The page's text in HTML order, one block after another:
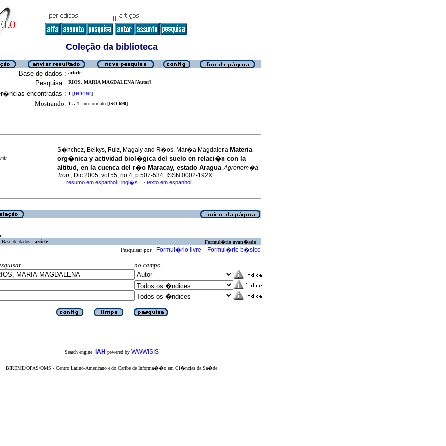
Coleção da biblioteca
Base de dados : article
Pesquisa : RIOS, MARIA MAGDALENA [Autor]
encontradas : 1 [refinar]
Mostrando: 1 .. 1 no formato [ISO 690]
S�nchez, Belkys, Ruiz, Magaly and R�os, Mar�a Magdalena Materia
org�nica y actividad biol�gica del suelo en relaci�n con la
altitud, en la cuenca del r�o Maracay, estado Aragua.Agronom�a
Trop., Dic 2005, vol.55, no.4, p.507-534. ISSN 0002-192X
· resumo em espanhol ingl�s · texto em espanhol
Base de dados : article Formul�rio avan�ado
Pesquisar por : Formul�rio livre Formul�rio b�sico
no campo
Search engine: iAH powered by WWWISIS
BIREME/OPAS/OMS - Centro Latino-Americano e do Caribe de Informa��o em Ci�ncias da Sa�de